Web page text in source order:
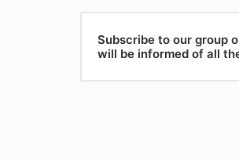
Subscribe to our group
will be informed of all